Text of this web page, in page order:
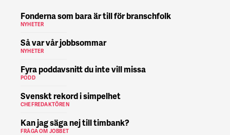
Fonderna som bara är till för branschfolk
NYHETER
Så var vår jobbsommar
NYHETER
Fyra poddavsnitt du inte vill missa
PODD
Svenskt rekord i simpelhet
CHEFREDAKTÖREN
Kan jag säga nej till timbank?
FRÅGA OM JOBBET